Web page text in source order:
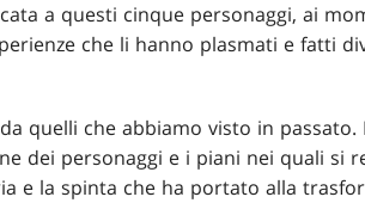
a questi cinque personaggi, ai
che li hanno plasmati e fatti
quelli che abbiamo visto in passato.
dei personaggi e i piani nei quali si
e la spinta che ha portato alla